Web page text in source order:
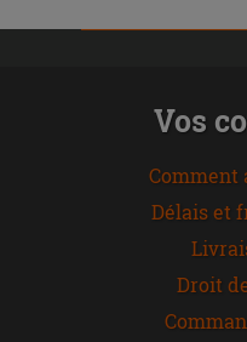
Vos
Comment
Délais et
Droit